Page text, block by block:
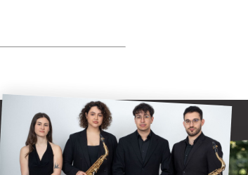
Kulturring Attendorn mit vielseitigem
"Oli